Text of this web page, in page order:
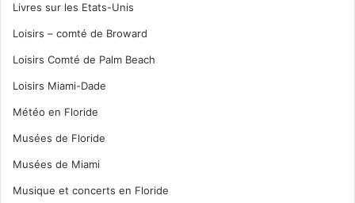
Livres sur les Etats-Unis
Loisirs – comté de Broward
Loisirs Comté de Palm Beach
Loisirs Miami-Dade
Météo en Floride
Musées de Floride
Musées de Miami
Musique et concerts en Floride